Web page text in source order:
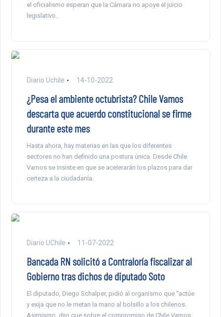
el oficialismo esperan que la Cámara no apoye el juicio
legislativo.
Diario Uchile 14-10-2022
¿Pesa el ambiente octubrista? Chile Vamos
descarta que acuerdo constitucional se firme
durante este mes
Hasta ahora, hay materias en las que los diferentes
sectores no han definido una postura única. Desde Chile
Vamos se insiste en que se acelerarán los plazos para dar
certeza a la ciudadanía.
Diario UChile 11-07-2022
Bancada RN solicitó a Contraloría fiscalizar al
Gobierno tras dichos de diputado Soto
El diputado, Diego Schalper, pidió al organismo que “actúe
y exija que no le metan la mano al bolsillo a los chilenos.
Asimismo, dijo que sobre el compromiso de Chile Vamos